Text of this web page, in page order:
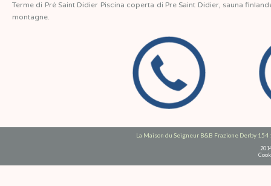
Terme di Pré Saint Didier Piscina coperta di Pre Saint Didier, sauna
montagne.
La Maison du Seigneur B&B Frazione Derby